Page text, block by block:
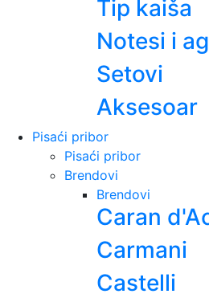
Tip kaiša
Notesi i
Setovi
Aksesoar
Pisaći pribor
Pisaći pribor
Brendovi
Brendovi
Caran
Carmani
Castelli